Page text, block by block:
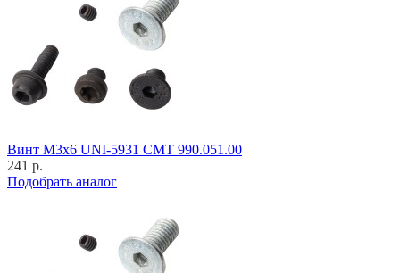
Винт M3x6 UNI-5931 CMT 990.051.00
241 р.
Подобрать аналог